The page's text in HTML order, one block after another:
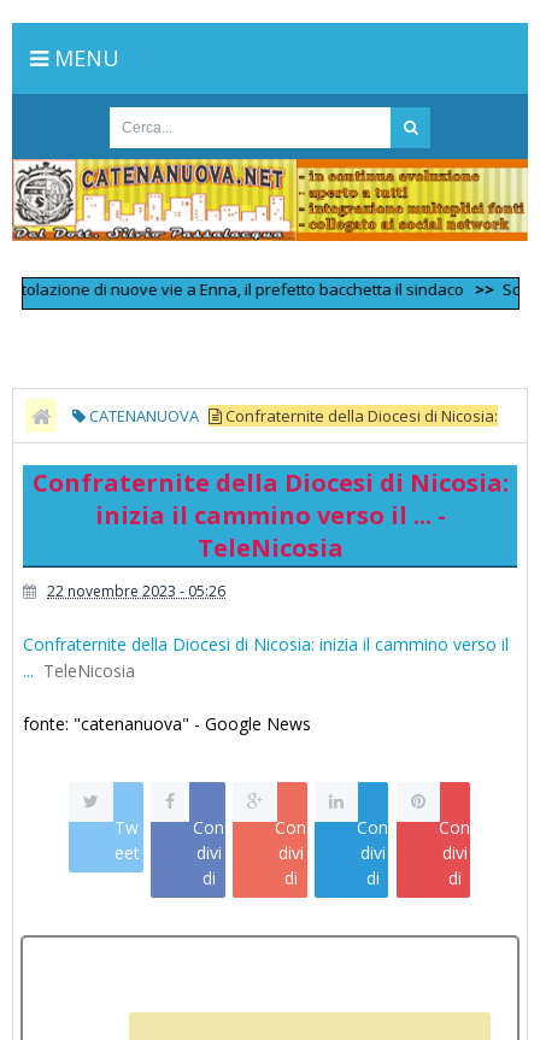
MENU
di nuove vie a Enna, il prefetto bacchetta il sindaco >> Scontro
CATENANUOVA Confraternite della Diocesi di Nicosia:
inizia il cammino verso il ... - TeleNicosia
Confraternite della Diocesi di Nicosia:
inizia il cammino verso il ... -
TeleNicosia
22 novembre 2023 - 05:26
Confraternite della Diocesi di Nicosia: inizia il cammino verso il
... TeleNicosia
fonte: "catenanuova" - Google News
Tw
eet
Con
divi
di
Con
divi
di
Con
divi
di
Con
divi
di